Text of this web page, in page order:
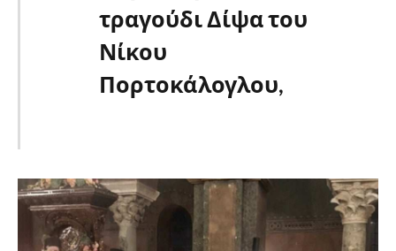
τραγούδι Δίψα του
Νίκου
Πορτοκάλογλου,